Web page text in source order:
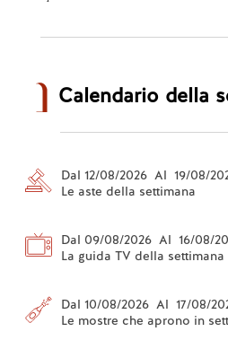
Calendario della
Dal 12/08/2026 Al 19/08/
Le aste della settimana
Dal 09/08/2026 Al 16/08/
La guida TV della settimana
Dal 10/08/2026 Al 17/08/
Le mostre che aprono in